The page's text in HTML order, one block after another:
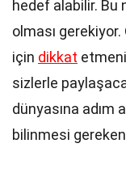
hedef alabilir. Bu
olması gerekiyor.
için dikkat
sizlerle
dünyasına adım
bilinmesi